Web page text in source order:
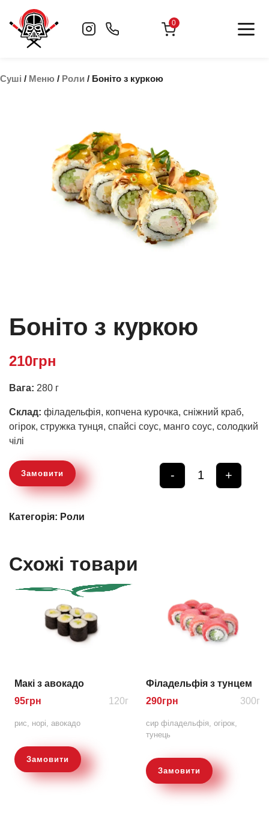
content
0
Суші / Меню / Роли / Боніто з куркою
Боніто з куркою
210грн
Вага: 280 г
Склад: філадельфія, копчена курочка, сніжний краб,
огірок, стружка тунця, спайсі соус, манго соус, солодкий
чілі
Quantity
- +
Замовити
Категорія: Роли
Схожі товари
Макі з авокадо
95грн 120г
рис, норі, авокадо
Замовити
Філадельфія з тунцем
290грн 300г
сир філадельфія, огірок,
тунець
Замовити